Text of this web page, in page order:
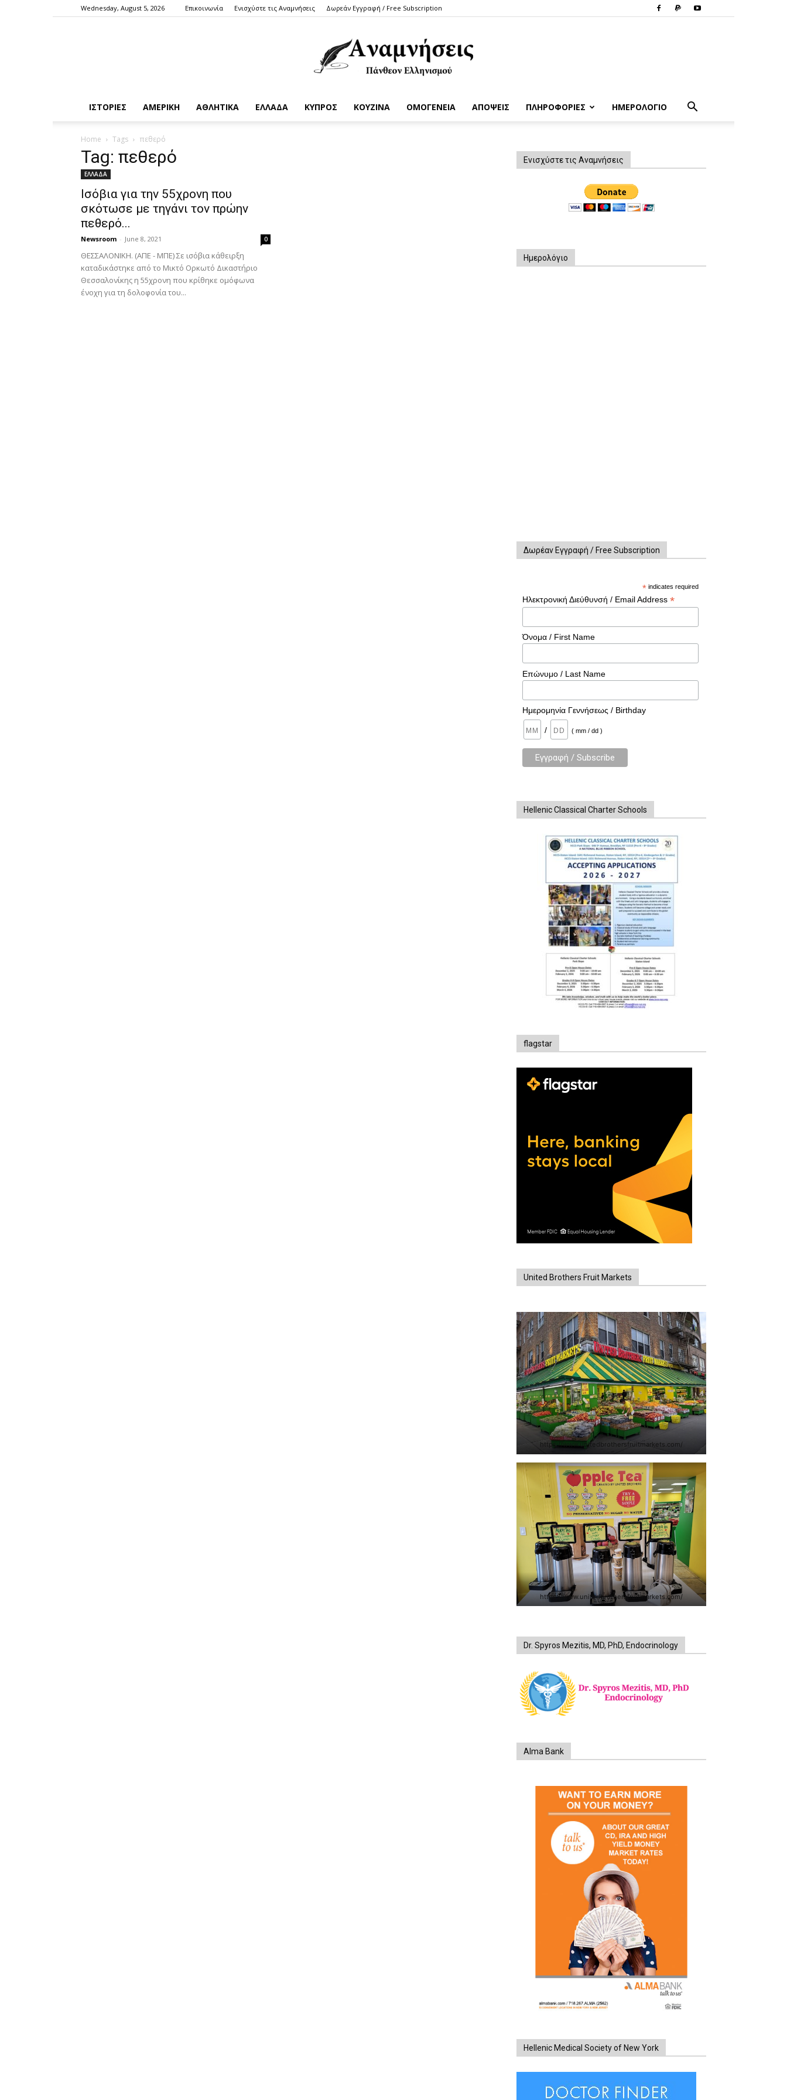
Wednesday, August 5, 2026 Επικοινωνία Ενισχύστε τις Αναμνήσεις Δωρεάν Εγγραφή / Free Subscription
ΙΣΤΟΡΙΕΣ ΑΜΕΡΙΚΗ ΑΘΛΗΤΙΚΑ ΕΛΛΑΔΑ ΚΥΠΡΟΣ ΚΟΥΖΙΝΑ ΟΜΟΓΕΝΕΙΑ ΑΠΟΨΕΙΣ ΠΛΗΡΟΦΟΡΙΕΣ ΗΜΕΡΟΛΟΓΙΟ
Home Tags πεθερό
Tag: πεθερό
ΕΛΛΑΔΑ
Ισόβια για την 55χρονη που
σκότωσε με τηγάνι τον πρώην
πεθερό...
Newsroom - June 8, 2021 0
ΘΕΣΣΑΛΟΝΙΚΗ. (ΑΠΕ - ΜΠΕ) Σε ισόβια κάθειρξη
καταδικάστηκε από το Μικτό Ορκωτό Δικαστήριο
Θεσσαλονίκης η 55χρονη που κρίθηκε ομόφωνα
ένοχη για τη δολοφονία του...
Ενισχύστε τις Αναμνήσεις
Ημερολόγιο
Δωρέαν Εγγραφή / Free Subscription
* indicates required
Ηλεκτρονική Διεύθυνσή / Email Address *
Όνομα / First Name
Επώνυμο / Last Name
Ημερομηνία Γεννήσεως / Birthday
/ ( mm / dd )
Hellenic Classical Charter Schools
flagstar
United Brothers Fruit Markets
https://www.unitedbrothersfruitmarkets.com/
https://www.unitedbrothersfruitmarkets.com/
Dr. Spyros Mezitis, MD, PhD, Endocrinology
Alma Bank
Hellenic Medical Society of New York